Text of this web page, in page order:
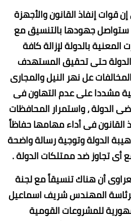
قوات إنفاذ القانون والأجهزة
ستواصل جهودها بالتنسيق مع
المعنية بالدولة لإزالة كافة
حتى تحقيق المستهدف
عل نهر النيل والمجارى
مشددا على عدم التهاون فى
الدولة ، واستمرار المحافظات
القانون فى أداء مهامها حفاظاً
الدولة وتوجية رسالة واضحة
أى تجاوز ضد ممتلكات الدولة .
أن هناك تنسيقاً مع لجنة
برئاسة المهندس شريف اسماعيل
للمشروعات القومية